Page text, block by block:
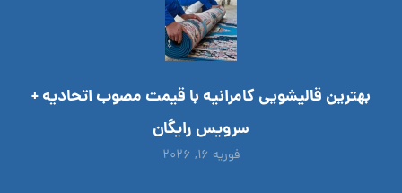
بهترین قالیشویی کامرانیه با قیمت مصوب اتحادیه +
سرویس رایگان
فوریه ۱۶, ۲۰۲۶